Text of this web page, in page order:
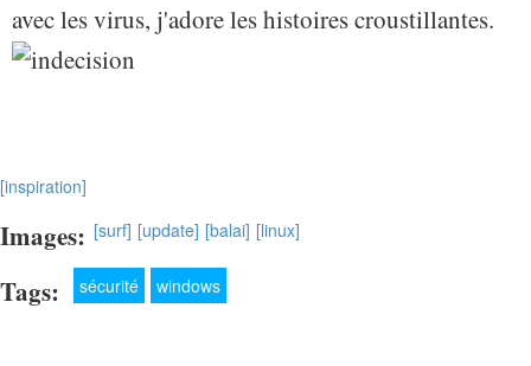
avec les virus, j'adore les histoires croustillantes.
[inspiration]
Images: [surf] [update] [balai] [linux]
Tags: sécurité windows